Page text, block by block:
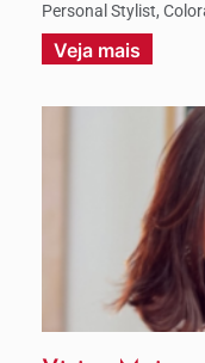
Personal Stylist,
Veja mais